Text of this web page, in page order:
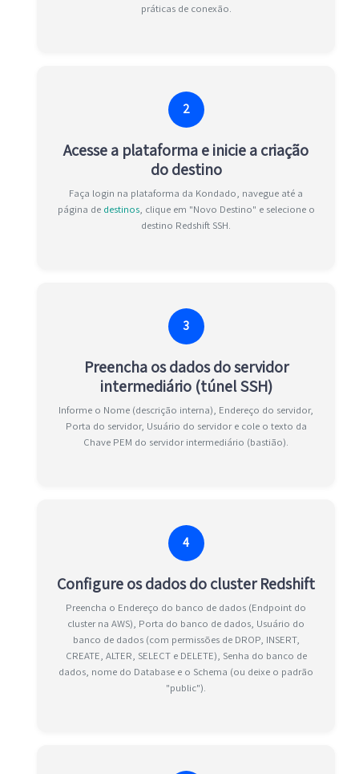
práticas de conexão.
2
Acesse a plataforma e inicie a criação
do destino
Faça login na plataforma da Kondado, navegue até a
página de destinos, clique em "Novo Destino" e selecione o
destino Redshift SSH.
3
Preencha os dados do servidor
intermediário (túnel SSH)
Informe o Nome (descrição interna), Endereço do servidor,
Porta do servidor, Usuário do servidor e cole o texto da
Chave PEM do servidor intermediário (bastião).
4
Configure os dados do cluster Redshift
Preencha o Endereço do banco de dados (Endpoint do
cluster na AWS), Porta do banco de dados, Usuário do
banco de dados (com permissões de DROP, INSERT,
CREATE, ALTER, SELECT e DELETE), Senha do banco de
dados, nome do Database e o Schema (ou deixe o padrão
"public").